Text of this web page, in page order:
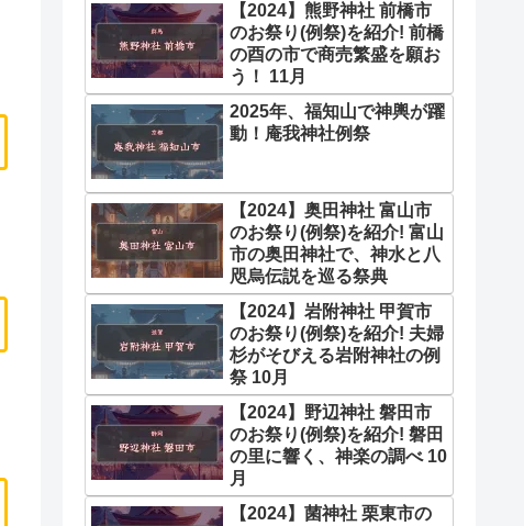
【2024】熊野神社 前橋市
のお祭り(例祭)を紹介! 前橋
の酉の市で商売繁盛を願お
う！ 11月
2025年、福知山で神輿が躍
動！庵我神社例祭
【2024】奥田神社 富山市
のお祭り(例祭)を紹介! 富山
市の奥田神社で、神水と八
咫烏伝説を巡る祭典
【2024】岩附神社 甲賀市
のお祭り(例祭)を紹介! 夫婦
杉がそびえる岩附神社の例
祭 10月
【2024】野辺神社 磐田市
のお祭り(例祭)を紹介! 磐田
の里に響く、神楽の調べ 10
月
【2024】菌神社 栗東市の